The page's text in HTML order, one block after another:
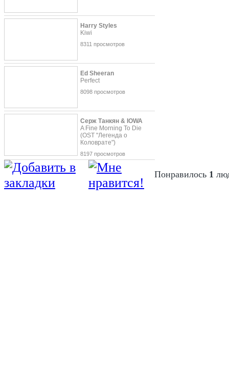
Harry Styles
Kiwi
8311 просмотров
Ed Sheeran
Perfect
8098 просмотров
Серж Танкян & IOWA
A Fine Morning To Die
(OST "Легенда о
Коловрате")
8197 просмотров
Понравилось 1